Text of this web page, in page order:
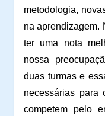
metodologia,
na aprendizagem.
ter uma nota
nossa
duas turmas e
necessárias para
competem pelo